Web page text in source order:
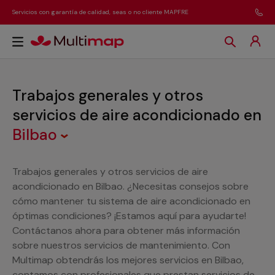
Servicios con garantía de calidad, seas o no cliente MAPFRE
Trabajos generales y otros
servicios de aire acondicionado en
Bilbao
Trabajos generales y otros servicios de aire
acondicionado en Bilbao. ¿Necesitas consejos sobre
cómo mantener tu sistema de aire acondicionado en
óptimas condiciones? ¡Estamos aquí para ayudarte!
Contáctanos ahora para obtener más información
sobre nuestros servicios de mantenimiento. Con
Multimap obtendrás los mejores servicios en Bilbao,